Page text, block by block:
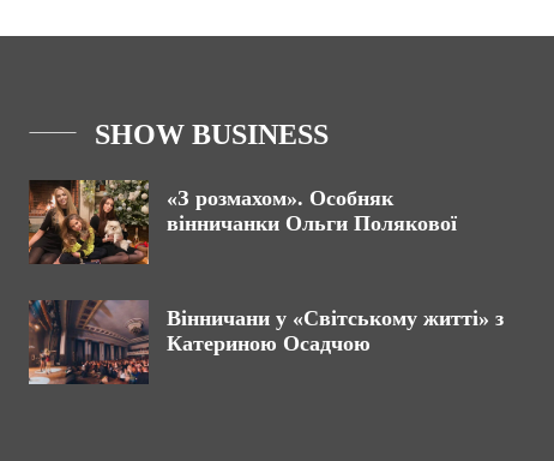
SHOW BUSINESS
«З розмахом». Особняк
вінничанки Ольги Полякової
Вінничани у «Світському житті» з
Катериною Осадчою